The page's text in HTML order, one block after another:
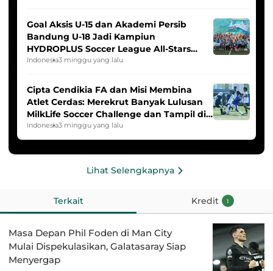
Goal Aksis U-15 dan Akademi Persib
Bandung U-18 Jadi Kampiun
HYDROPLUS Soccer League All-Stars
2025/2026
Indonesia3 minggu yang lalu
Cipta Cendikia FA dan Misi Membina
Atlet Cerdas: Merekrut Banyak Lulusan
MilkLife Soccer Challenge dan Tampil di
HYDROPLUS Soccer League
Indonesia3 minggu yang lalu
Lihat Selengkapnya
Terkait Kredit 1
Masa Depan Phil Foden di Man City
Mulai Dispekulasikan, Galatasaray Siap
Menyergap